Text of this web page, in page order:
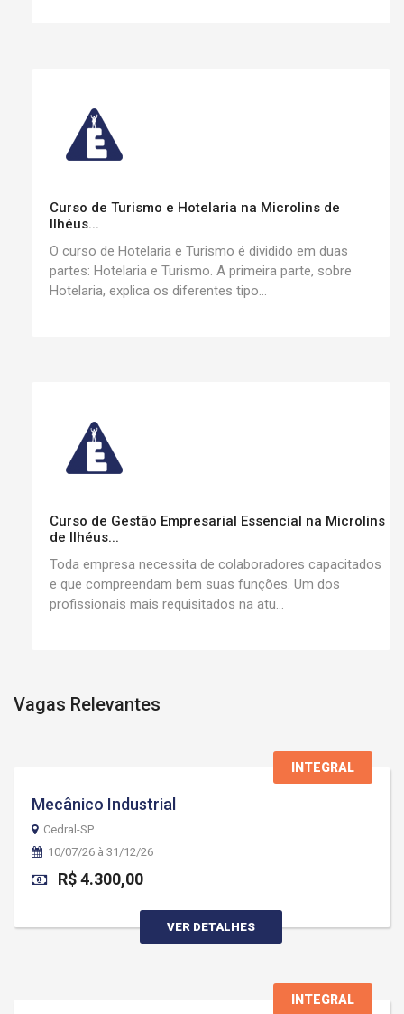
Curso de Turismo e Hotelaria na Microlins de
Ilhéus...
O curso de Hotelaria e Turismo é dividido em duas
partes: Hotelaria e Turismo. A primeira parte, sobre
Hotelaria, explica os diferentes tipo...
Curso de Gestão Empresarial Essencial na Microlins
de Ilhéus...
Toda empresa necessita de colaboradores capacitados
e que compreendam bem suas funções. Um dos
profissionais mais requisitados na atu...
Vagas Relevantes
INTEGRAL
Mecânico Industrial
Cedral-SP
10/07/26 à 31/12/26
R$ 4.300,00
VER DETALHES
INTEGRAL